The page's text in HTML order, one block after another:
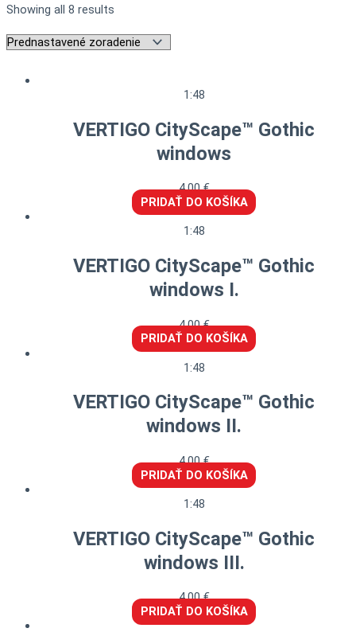
Showing all 8 results
1:48
VERTIGO CityScape™ Gothic
windows
4,00€
PRIDAŤ DO KOŠÍKA
1:48
VERTIGO CityScape™ Gothic
windows I.
4,00€
PRIDAŤ DO KOŠÍKA
1:48
VERTIGO CityScape™ Gothic
windows II.
4,00€
PRIDAŤ DO KOŠÍKA
1:48
VERTIGO CityScape™ Gothic
windows III.
4,00€
PRIDAŤ DO KOŠÍKA